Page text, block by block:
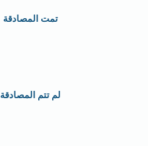
تمت المصادقة
لم تتم المصادقة